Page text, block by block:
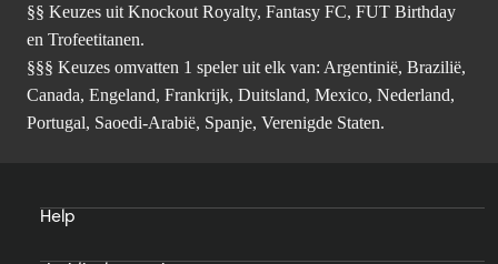
§§ Keuzes uit Knockout Royalty, Fantasy FC, FUT Birthday
en Trofeetitanen.
§§§ Keuzes omvatten 1 speler uit elk van: Argentinië, Brazilië,
Canada, Engeland, Frankrijk, Duitsland, Mexico, Nederland,
Portugal, Saoedi-Arabië, Spanje, Verenigde Staten.
Help